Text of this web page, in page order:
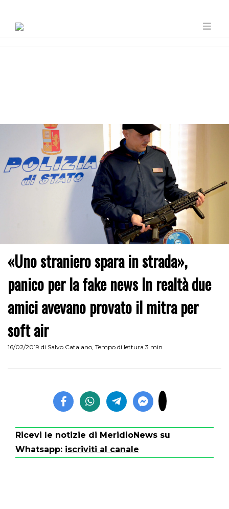
«Uno straniero spara in strada»,
panico per la fake news In realtà due
amici avevano provato il mitra per
soft air
16/02/2019 di Salvo Catalano, Tempo di lettura 3 min
Ricevi le notizie di MeridioNews su
Whatsapp: iscriviti al canale